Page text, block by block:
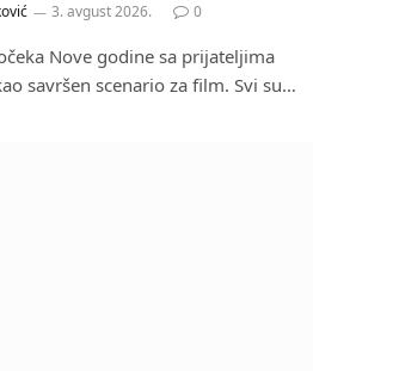
3. avgust 2026. 0
Nove godine sa prijateljima
savršen scenario za film. Svi su…